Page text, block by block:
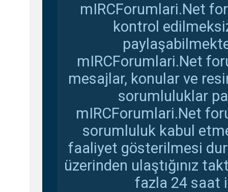
mIRCForumlari.Net
kontrol
mIRCForumlari.Net
mesajlar, konular ve
sorumluluklar
mIRCForumlari.Net
sorumluluk kabul
faaliyet gösterilmesi
üzerinden ulaştığınız
fazla 24 saat